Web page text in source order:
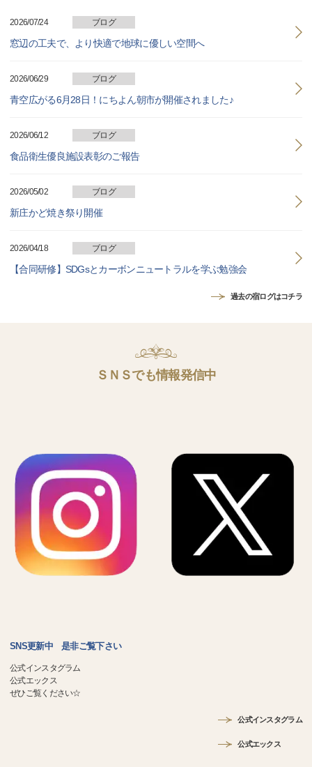
2026/07/24 ブログ
窓辺の工夫で、より快適で地球に優しい空間へ
2026/06/29 ブログ
青空広がる6月28日！にちよん朝市が開催されました♪
2026/06/12 ブログ
食品衛生優良施設表彰のご報告
2026/05/02 ブログ
新庄かど焼き祭り開催
2026/04/18 ブログ
【合同研修】SDGsとカーボンニュートラルを学ぶ勉強会
過去の宿ログはコチラ
ＳＮＳでも情報発信中
SNS更新中 是非ご覧下さい
公式インスタグラム
公式エックス
ぜひご覧ください☆
公式インスタグラム
公式エックス